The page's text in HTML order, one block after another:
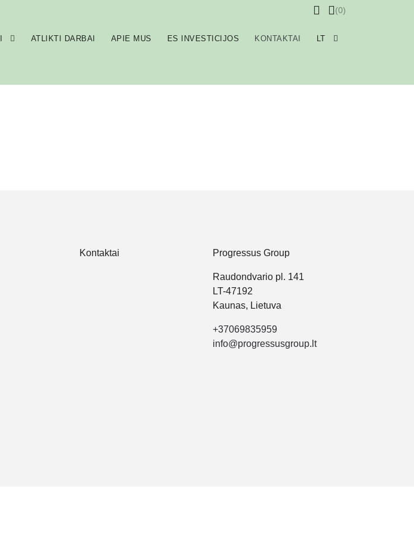
(0)
ATLIKTI DARBAI APIE MUS ES INVESTICIJOS KONTAKTAI LT
Kontaktai Progressus Group
Raudondvario pl. 141
LT-47192
Kaunas, Lietuva
+37069835959
info@progressusgroup.lt